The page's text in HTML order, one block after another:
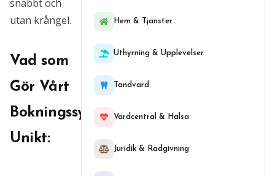
snabbt och
utan krångel.
Vad som
Gör Vårt
Bokningssystem
Unikt:
Hem & Tjanster
Uthyrning & Upplevelser
Tandvard
Vardcentral & Halsa
Juridik & Radgivning